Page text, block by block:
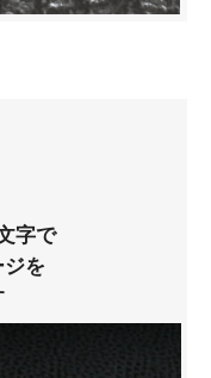
字で
を